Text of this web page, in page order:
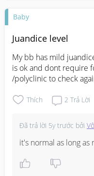
Baby
Juandice level
My bb has mild
is ok and dont require
/polyclinic to check
Thích 2 Trả Lời
Đã trả lời 5y trước bởi
it's normal as long as